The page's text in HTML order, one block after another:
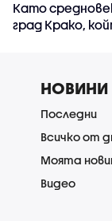
Като
град Крако,
НОВИНИ
Последни
Всичко от
Моята
Видео